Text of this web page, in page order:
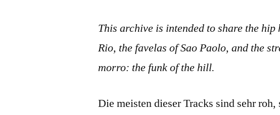
This archive is intended to share the
Rio, the favelas of Sao Paolo, and the
morro: the funk of the hill.
Die meisten dieser Tracks sind sehr